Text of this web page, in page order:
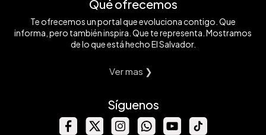
Qué ofrecemos
Te ofrecemos un portal que evoluciona contigo. Que
informa, pero también inspira. Que te representa. Mostramos
de lo que está hecho El Salvador.
Ver mas ❯
Síguenos